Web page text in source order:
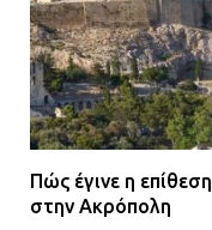
Πώς έγινε η
στην Ακρόπολη